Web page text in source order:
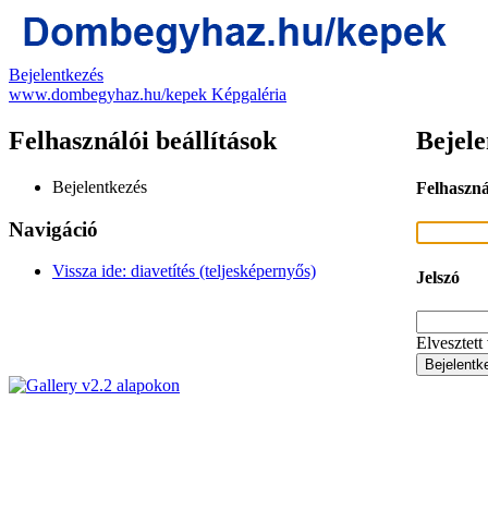
Bejelentkezés
www.dombegyhaz.hu/kepek Képgaléria
Felhasználói beállítások
Bejelentkezés
Navigáció
Vissza ide: diavetítés (teljesképernyős) Jelszó